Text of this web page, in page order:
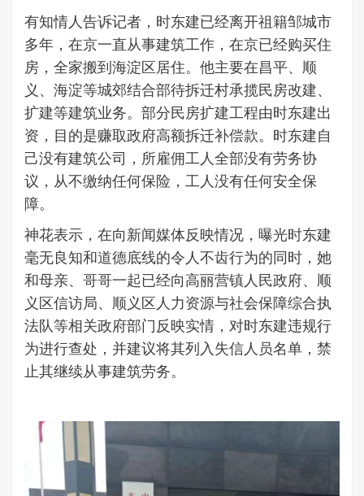
有知情人告诉记者，时东建已经离开祖籍邹城市
多年，在京一直从事建筑工作，在京已经购买住
房，全家搬到海淀区居住。他主要在昌平、顺
义、海淀等城郊结合部待拆迁村承揽民房改建、
扩建等建筑业务。部分民房扩建工程由时东建出
资，目的是赚取政府高额拆迁补偿款。时东建自
己没有建筑公司，所雇佣工人全部没有劳务协
议，从不缴纳任何保险，工人没有任何安全保
障。
神花表示，在向新闻媒体反映情况，曝光时东建
毫无良知和道德底线的令人不齿行为的同时，她
和母亲、哥哥一起已经向高丽营镇人民政府、顺
义区信访局、顺义区人力资源与社会保障综合执
法队等相关政府部门反映实情，对时东建违规行
为进行查处，并建议将其列入失信人员名单，禁
止其继续从事建筑劳务。